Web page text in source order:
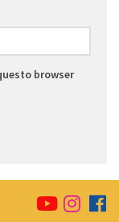
browser